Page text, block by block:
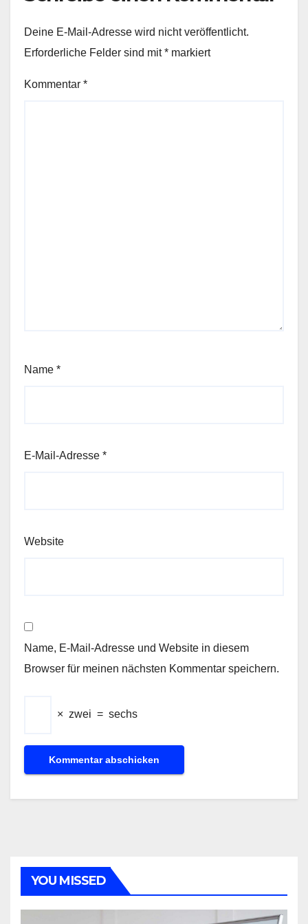
Deine E-Mail-Adresse wird nicht veröffentlicht.
Erforderliche Felder sind mit* markiert
Kommentar *
Name *
E-Mail-Adresse *
Website
Name, E-Mail-Adresse und Website in diesem
Browser für meinen nächsten Kommentar speichern.
× zwei = sechs
YOU MISSED